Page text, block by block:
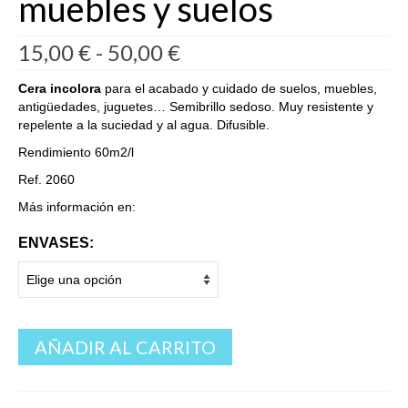
muebles y suelos
15,00€ - 50,00€Rango
precios:
desde
15,00 €
Cera incolora para el acabado y cuidado de suelos, muebles,
antigüedades, juguetes… Semibrillo sedoso. Muy resistente y
repelente a la suciedad y al agua. Difusible.
Rendimiento 60m2/l
Ref. 2060
Más información en:
ENVASES:
AÑADIR AL CARRITO